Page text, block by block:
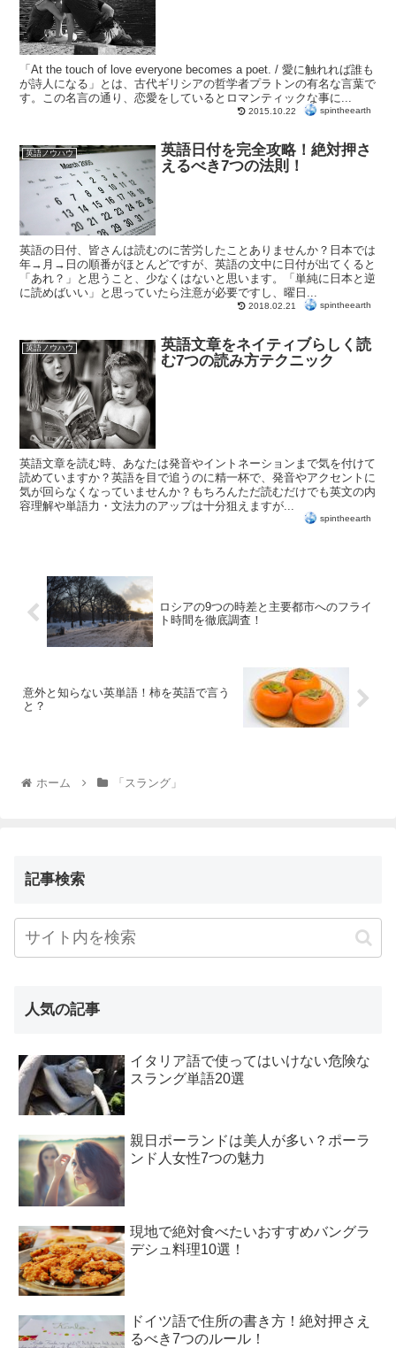
「At the touch of love everyone becomes a poet. / 愛に触れれば誰も
が詩人になる」とは、古代ギリシアの哲学者プラトンの有名な言葉で
す。この名言の通り、恋愛をしているとロマンティックな事に...
2015.10.22 spintheearth
英語ノウハウ
英語日付を完全攻略！絶対押さ
えるべき7つの法則！
英語の日付、皆さんは読むのに苦労したことありませんか？日本では
年→月→日の順番がほとんどですが、英語の文中に日付が出てくると
「あれ？」と思うこと、少なくはないと思います。「単純に日本と逆
に読めばいい」と思っていたら注意が必要ですし、曜日...
2018.02.21 spintheearth
英語ノウハウ
英語文章をネイティブらしく読
む7つの読み方テクニック
英語文章を読む時、あなたは発音やイントネーションまで気を付けて
読めていますか？英語を目で追うのに精一杯で、発音やアクセントに
気が回らなくなっていませんか？もちろんただ読むだけでも英文の内
容理解や単語力・文法力のアップは十分狙えますが...
spintheearth
ロシアの9つの時差と主要都市へのフライ
ト時間を徹底調査！
意外と知らない英単語！柿を英語で言う
と？
ホーム 「スラング」
記事検索
人気の記事
イタリア語で使ってはいけない危険な
スラング単語20選
親日ポーランドは美人が多い？ポーラ
ンド人女性7つの魅力
現地で絶対食べたいおすすめバングラ
デシュ料理10選！
ドイツ語で住所の書き方！絶対押さえ
るべき7つのルール！